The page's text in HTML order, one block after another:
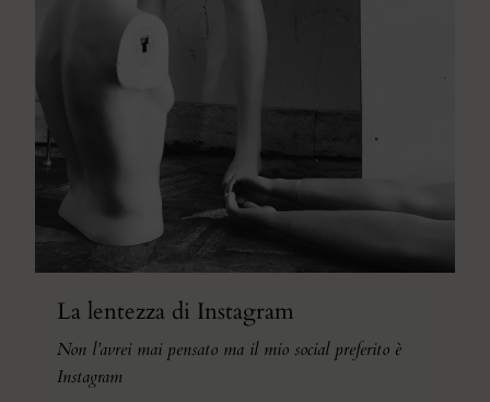
La lentezza di Instagram
Non l’avrei mai pensato ma il mio social preferito è
Instagram